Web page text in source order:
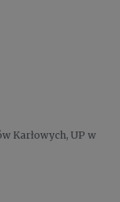
Karłowych, UP w